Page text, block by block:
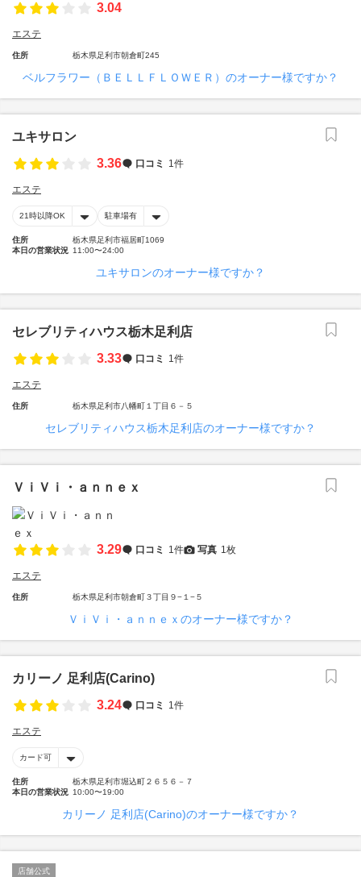
3.04
エステ
住所 栃木県足利市朝倉町245
ベルフラワー（ＢＥＬＬＦＬＯＷＥＲ）のオーナー様ですか？
ユキサロン
3.36
口コミ 1件
エステ
21時以降OK 駐車場有
住所
栃木県足利市福居町1069
本日の営業状況 11:00〜24:00
ユキサロンのオーナー様ですか？
セレブリティハウス栃木足利店
3.33
口コミ 1件
エステ
住所 栃木県足利市八幡町１丁目６－５
セレブリティハウス栃木足利店のオーナー様ですか？
ＶｉＶｉ・ａｎｎｅｘ
3.29 口コミ 1件 写真 1枚
エステ
住所 栃木県足利市朝倉町３丁目９−１−５
ＶｉＶｉ・ａｎｎｅｘのオーナー様ですか？
カリーノ 足利店(Carino)
3.24
口コミ 1件
エステ
カード可
住所
栃木県足利市堀込町２６５６－７
本日の営業状況 10:00〜19:00
カリーノ 足利店(Carino)のオーナー様ですか？
店舗公式